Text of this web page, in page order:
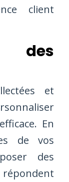
client
des
et
En
de vos
des